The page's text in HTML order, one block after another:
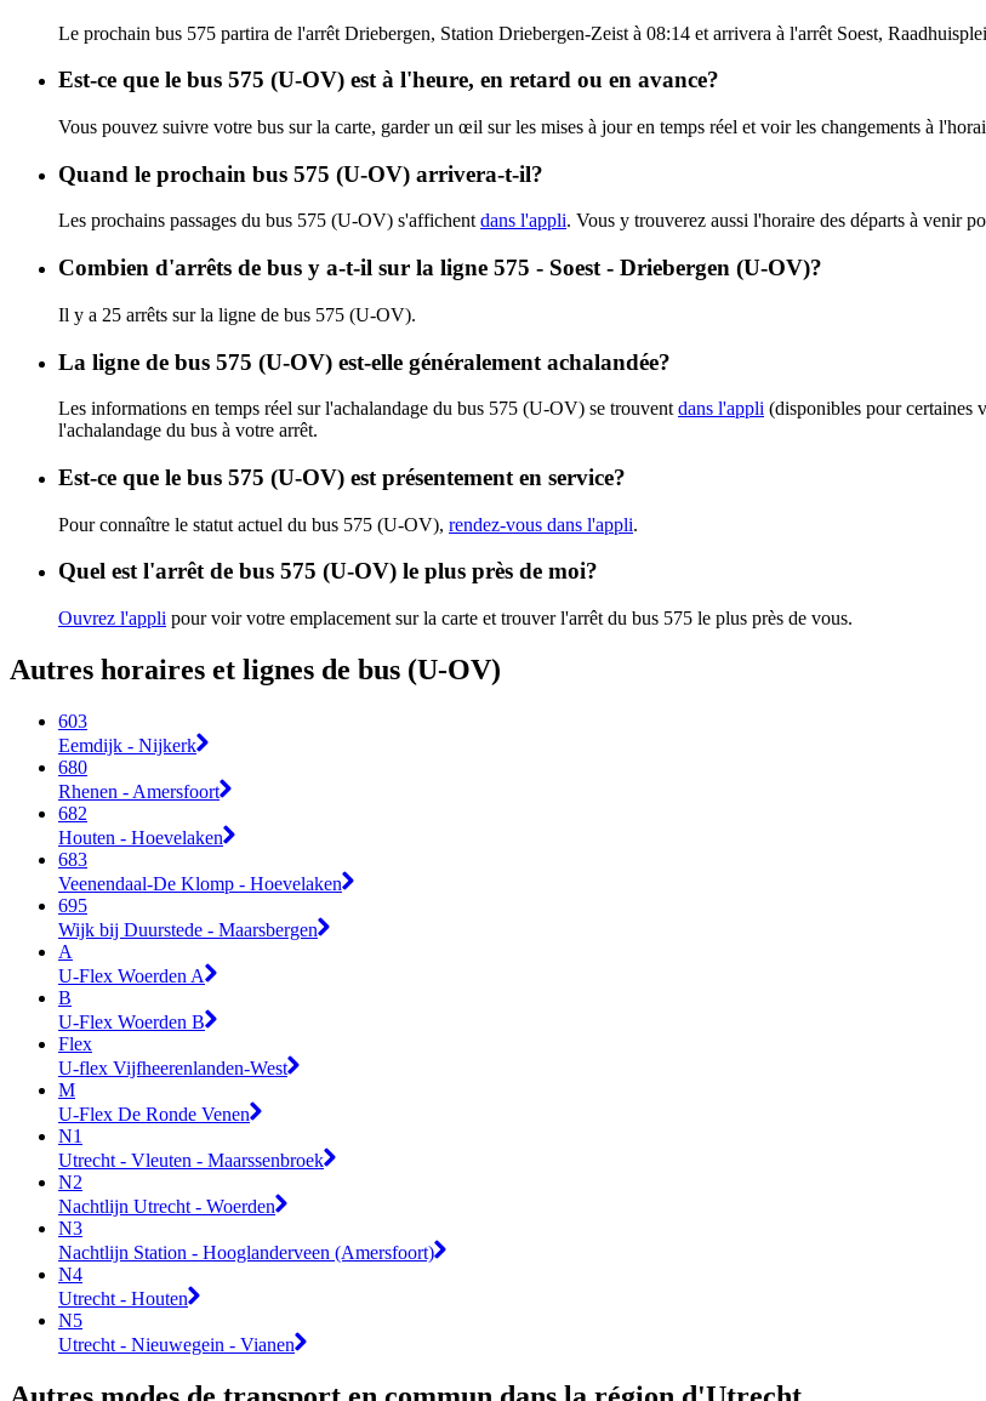
Le prochain bus 575 partira de l'arrêt Driebergen, Station Driebergen-Zeist à 08:14 et arrivera à l'arrêt Soest,
Est-ce que le bus 575 (U-OV) est à l'heure, en retard ou en avance?
Vous pouvez suivre votre bus sur la carte, garder un œil sur les mises à jour en temps réel et voir les changements à
Quand le prochain bus 575 (U-OV) arrivera-t-il?
Les prochains passages du bus 575 (U-OV) s'affichent dans l'appli. Vous y trouverez aussi l'horaire des départs à venir
Combien d'arrêts de bus y a-t-il sur la ligne 575 - Soest - Driebergen (U-OV)?
Il y a 25 arrêts sur la ligne de bus 575 (U-OV).
La ligne de bus 575 (U-OV) est-elle généralement achalandée?
Les informations en temps réel sur l'achalandage du bus 575 (U-OV) se trouvent dans l'appli (disponibles pour certaines
l'achalandage du bus à votre arrêt.
Est-ce que le bus 575 (U-OV) est présentement en service?
Pour connaître le statut actuel du bus 575 (U-OV), rendez-vous dans l'appli.
Quel est l'arrêt de bus 575 (U-OV) le plus près de moi?
Ouvrez l'appli pour voir votre emplacement sur la carte et trouver l'arrêt du bus 575 le plus près de vous.
Autres horaires et lignes de bus (U-OV)
603
Eemdijk - Nijkerk
680
Rhenen - Amersfoort
682
Houten - Hoevelaken
683
Veenendaal-De Klomp - Hoevelaken
695
Wijk bij Duurstede - Maarsbergen
A
U-Flex Woerden A
B
U-Flex Woerden B
Flex
U-flex Vijfheerenlanden-West
M
U-Flex De Ronde Venen
N1
Utrecht - Vleuten - Maarssenbroek
N2
Nachtlijn Utrecht - Woerden
N3
Nachtlijn Station - Hooglanderveen (Amersfoort)
N4
Utrecht - Houten
N5
Utrecht - Nieuwegein - Vianen